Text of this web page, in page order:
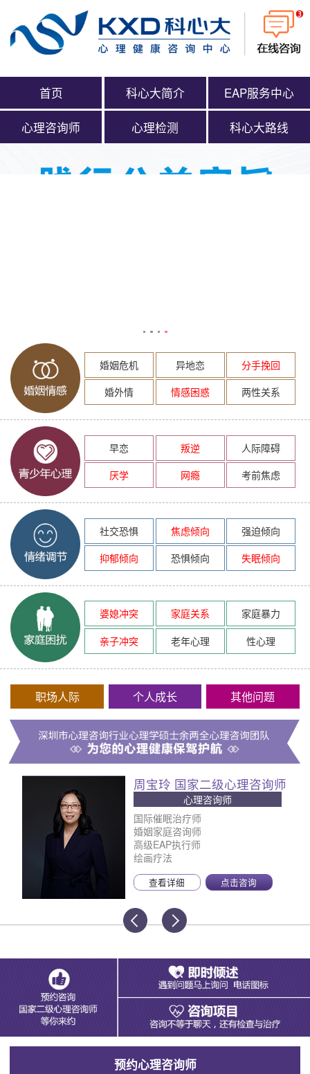
首页 科心大简介 EAP服务中心
心理咨询师 心理检测 科心大路线
婚姻危机 异地恋
分手挽回
婚外情
情感困惑 两性关系
早恋 叛逆
人际障碍
厌学
网瘾 考前焦虑
社交恐惧 焦虑倾向
强迫倾向
抑郁倾向
恐惧倾向 失眠倾向
婆媳冲突 家庭关系
家庭暴力
亲子冲突
老年心理 性心理
职场人际 个人成长 其他问题
周宝玲 国家二级心理咨询师
心理咨询师
国际催眠治疗师
婚姻家庭咨询师
高级EAP执行师
绘画疗法
查看详细 点击咨询
预约心理咨询师